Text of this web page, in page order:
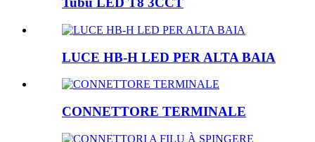
LUCE HB-H LED PER ALTA BAIA
CONNETTORE TERMINALE